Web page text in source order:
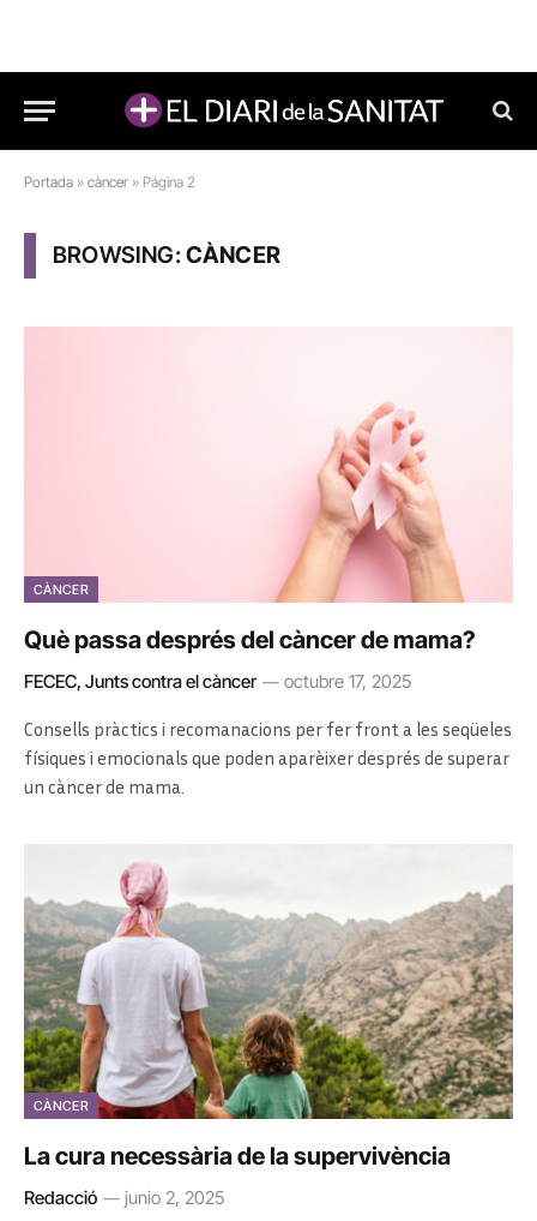
Portada » càncer » Página 2
BROWSING:CÀNCER
CÀNCER
Què passa després del càncer de mama?
FECEC, Junts contra el càncer octubre 17, 2025
Consells pràctics i recomanacions per fer front a les seqüeles
físiques i emocionals que poden aparèixer després de superar
un càncer de mama.
CÀNCER
La cura necessària de la supervivència
Redacció junio 2, 2025